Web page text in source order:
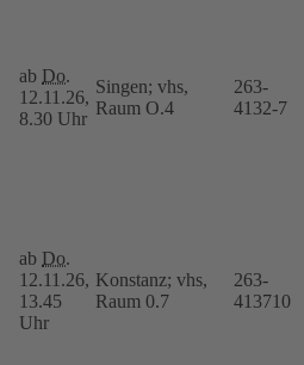
ab Do.
12.11.26,
8.30 Uhr
Singen; vhs,
Raum O.4
263-
4132-7
ab Do.
12.11.26,
13.45
Uhr
Konstanz; vhs,
Raum 0.7
263-
413710